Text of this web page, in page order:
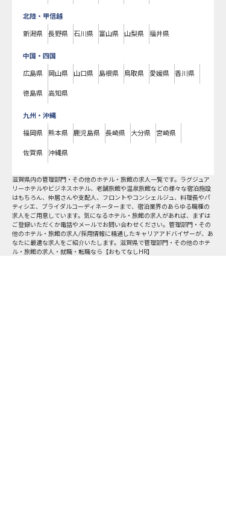
北陸・甲信越
新潟県 長野県 石川県 富山県 山梨県 福井県
中国・四国
広島県 岡山県 山口県 島根県 鳥取県 愛媛県 香川県
徳島県 高知県
九州・沖縄
福岡県 熊本県 鹿児島県 長崎県 大分県 宮崎県
佐賀県 沖縄県
滋賀県内の管理部門・その他のホテル・旅館の求人一覧です。ラグジュア
リーホテルやビジネスホテル、老舗旅館や温泉旅館などの様々な宿泊施設
はもちろん、仲居さんや支配人、フロントやコンシェルジュ、料理長やパ
ティシエ、ブライダルコーディネーターまで、宿泊業界のあらゆる職種の
求人をご用意しています。気になるホテル・旅館の求人があれば、まずは
ご登録いただくか電話やメールでお問い合わせください。管理部門・その
他のホテル・旅館の求人/採用情報に精通したキャリアアドバイザーが、あ
なたに最適な求人をご紹介いたします。滋賀県で管理部門・その他のホテ
ル・旅館の求人・就職・転職なら【おもてなしHR】